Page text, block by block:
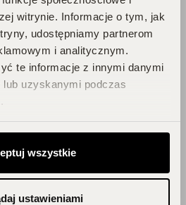
witrynie. Informacje o tym, jak
udostępniamy partnerom
i analitycznym.
te informacje z innymi danymi
uzyskanymi podczas
wszystkie
ustawieniami